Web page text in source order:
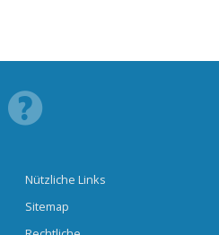
Nützliche Links
Sitemap